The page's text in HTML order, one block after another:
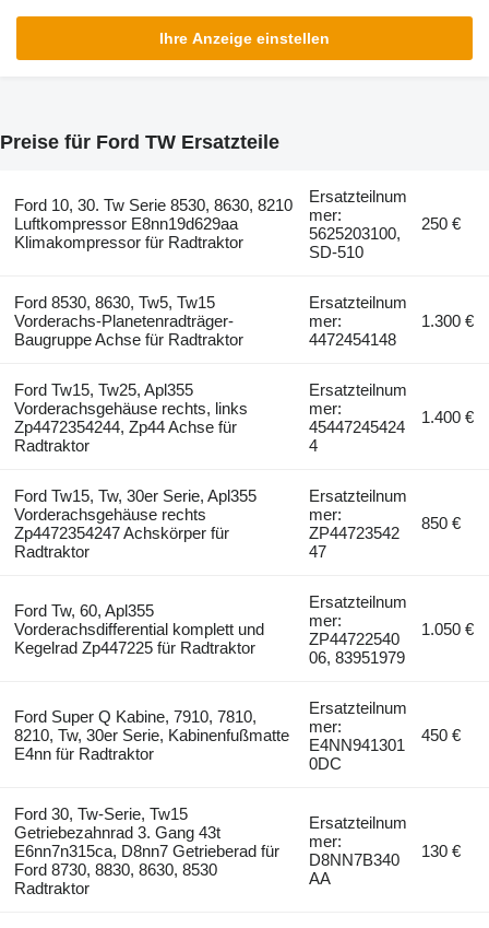
Ihre Anzeige einstellen
Preise für Ford TW Ersatzteile
Ford 10, 30. Tw Serie 8530, 8630, 8210
Luftkompressor E8nn19d629aa
Klimakompressor für Radtraktor
Ersatzteilnum
mer:
5625203100,
SD-510
250 €
Ford 8530, 8630, Tw5, Tw15
Vorderachs-Planetenradträger-
Baugruppe Achse für Radtraktor
Ersatzteilnum
mer:
4472454148
1.300 €
Ford Tw15, Tw25, Apl355
Vorderachsgehäuse rechts, links
Zp4472354244, Zp44 Achse für
Radtraktor
Ersatzteilnum
mer:
45447245424
4
1.400 €
Ford Tw15, Tw, 30er Serie, Apl355
Vorderachsgehäuse rechts
Zp4472354247 Achskörper für
Radtraktor
Ersatzteilnum
mer:
ZP44723542
47
850 €
Ford Tw, 60, Apl355
Vorderachsdifferential komplett und
Kegelrad Zp447225 für Radtraktor
Ersatzteilnum
mer:
ZP44722540
06, 83951979
1.050 €
Ford Super Q Kabine, 7910, 7810,
8210, Tw, 30er Serie, Kabinenfußmatte
E4nn für Radtraktor
Ersatzteilnum
mer:
E4NN941301
0DC
450 €
Ford 30, Tw-Serie, Tw15
Getriebezahnrad 3. Gang 43t
E6nn7n315ca, D8nn7 Getrieberad für
Ford 8730, 8830, 8630, 8530
Radtraktor
Ersatzteilnum
mer:
D8NN7B340
AA
130 €